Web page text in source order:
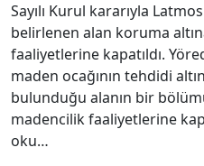
Sayılı Kurul kararıyla
belirlenen alan koruma
faaliyetlerine kapatıldı.
maden ocağının tehdidi
bulunduğu alanın bir
madencilik faaliyetlerine
oku…